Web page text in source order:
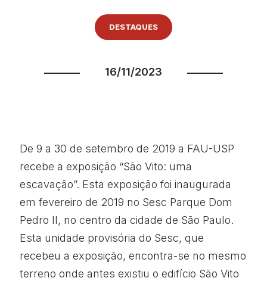
DESTAQUES
16/11/2023
De 9 a 30 de setembro de 2019 a FAU-USP
recebe a exposição “São Vito: uma
escavação”. Esta exposição foi inaugurada
em fevereiro de 2019 no Sesc Parque Dom
Pedro II, no centro da cidade de São Paulo.
Esta unidade provisória do Sesc, que
recebeu a exposição, encontra-se no mesmo
terreno onde antes existiu o edifício São Vito